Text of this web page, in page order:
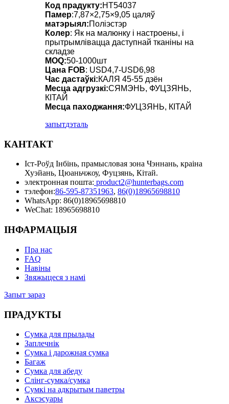
Код прадукту:HT54037
Памер:7,87×2,75×9,05 цаляў
матэрыял:Поліэстэр
Колер: Як на малюнку і настроены, і
прытрымлівацца даступнай тканіны на
складзе
MOQ:50-1000шт
Цана FOB: USD4,7-USD6,98
Час дастаўкі:КАЛЯ 45-55 дзён
Месца адгрузкі:СЯМЭНЬ, ФУЦЗЯНЬ,
КІТАЙ
Месца паходжання:ФУЦЗЯНЬ, КІТАЙ
запытдэталь
КАНТАКТ
Іст-Роўд Інбінь, прамысловая зона Чэннань, краіна
Хуэйань, Цюаньчжоу, Фуцзянь, Кітай.
электронная пошта: product2@hunterbags.com
тэлефон:86-595-87351963, 86(0)18965698810
WhatsApp: 86(0)18965698810
WeChat: 18965698810
ІНФАРМАЦЫЯ
Пра нас
FAQ
Навіны
Звяжыцеся з намі
Запыт зараз
ПРАДУКТЫ
Сумка для прылады
Заплечнік
Сумка і дарожная сумка
Багаж
Сумка для абеду
Слінг-сумка/сумка
Сумкі на адкрытым паветры
Аксэсуары